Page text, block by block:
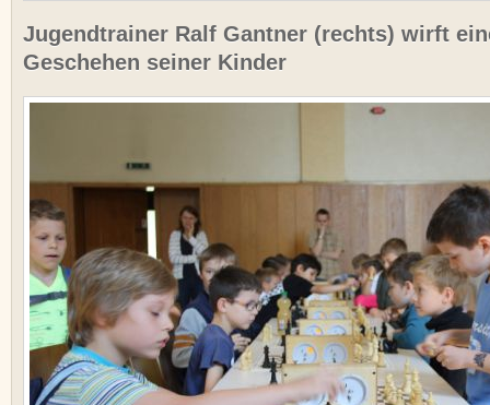
Jugendtrainer Ralf Gantner (rechts) wirft
Geschehen seiner Kinder